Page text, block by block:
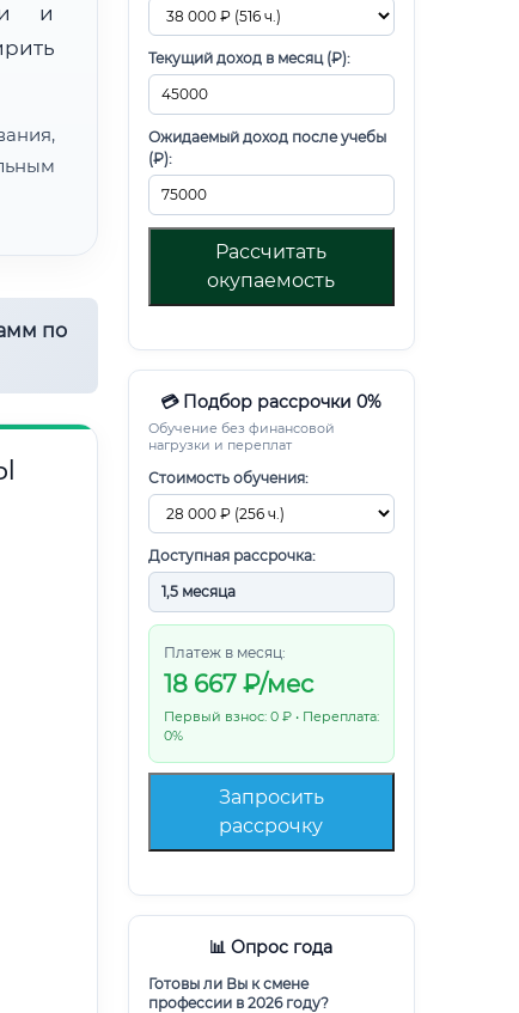
Текущий доход в месяц (₽):
Ожидаемый доход после учебы
(₽):
Рассчитать
окупаемость
💳 Подбор рассрочки 0%
Обучение без финансовой
нагрузки и переплат
Стоимость обучения:
Доступная рассрочка:
Платеж в месяц:
18 667₽/мес
Первый взнос: 0 ₽ • Переплата:
0%
Запросить
рассрочку
📊 Опрос года
Готовы ли Вы к смене
профессии в 2026 году?
и
по